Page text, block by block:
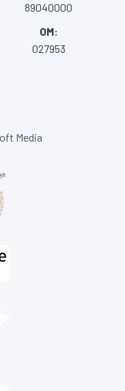
89040000
OM:
027953
Media